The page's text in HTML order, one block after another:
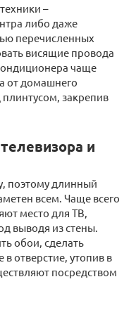
–
либо даже
перечисленных
висящие провода
чаще
от домашнего
закрепив
и
поэтому длинный
всем. Чаще всего
место для ТВ,
выводя из стены.
обои, сделать
отверстие, утопив в
посредством